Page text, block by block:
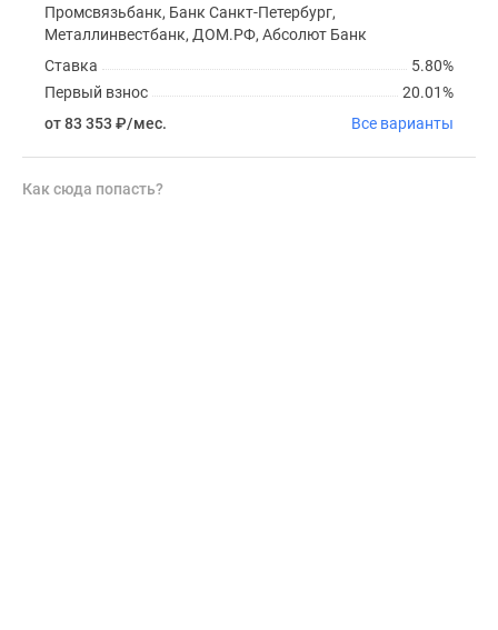
Промсвязьбанк, Банк Санкт-Петербург,
Металлинвестбанк, ДОМ.РФ, Абсолют Банк
5.80%
Ставка
20.01%
Первый взнос
от 83 353 ₽/мес. Все варианты
Как сюда попасть?